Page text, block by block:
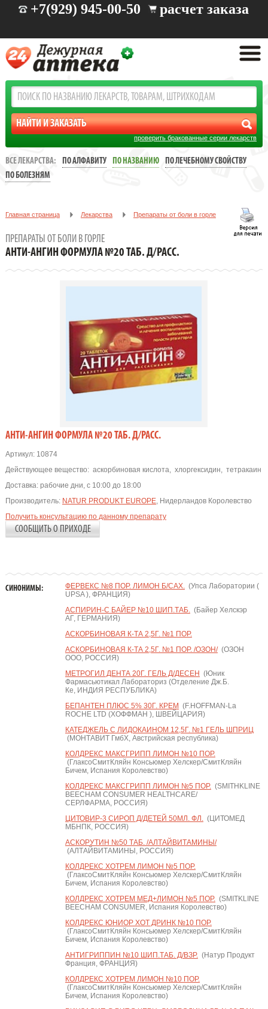
+7(929) 945-00-50 расчет заказа
проверить бракованные серии лекарств
ВСЕ ЛЕКАРСТВА: ПО АЛФАВИТУ ПО НАЗВАНИЮ
ПО ЛЕЧЕБНОМУ СВОЙСТВУ
ПО БОЛЕЗНЯМ
Главная страница Лекарства Препараты от боли в горле
ПРЕПАРАТЫ ОТ БОЛИ В ГОРЛЕ
АНТИ-АНГИН ФОРМУЛА №20 ТАБ. Д/РАСС.
АНТИ-АНГИН ФОРМУЛА №20 ТАБ. Д/РАСС.
Артикул:10874
Действующее вещество: аскорбиновая кислота, хлоргексидин, тетракаин
Доставка: рабочие дни, с 10:00 до 18:00
Производитель: NATUR PRODUKT EUROPE, Нидерландов Королевство
Получить консультацию по данному препарату
СООБЩИТЬ О ПРИХОДЕ
СИНОНИМЫ: ФЕРВЕКС №8 ПОР. ЛИМОН Б/САХ.(Упса Лаборатории (
UPSA ), ФРАНЦИЯ)
АСПИРИН-С БАЙЕР №10 ШИП.ТАБ.(Байер Хелскэр
АГ, ГЕРМАНИЯ)
АСКОРБИНОВАЯ К-ТА 2,5Г. №1 ПОР.
АСКОРБИНОВАЯ К-ТА 2,5Г. №1 ПОР. /ОЗОН/(ОЗОН
ООО, РОССИЯ)
МЕТРОГИЛ ДЕНТА 20Г. ГЕЛЬ Д/ДЕСЕН (Юник
Фармасьютикал Лабораториз (Отделение Дж.Б.
Ке, ИНДИЯ РЕСПУБЛИКА)
БЕПАНТЕН ПЛЮС 5% 30Г. КРЕМ (F.HOFFMAN-La
ROCHE LTD (ХОФФМАН ), ШВЕЙЦАРИЯ)
КАТЕДЖЕЛЬ С ЛИДОКАИНОМ 12,5Г. №1 ГЕЛЬ ШПРИЦ
(МОНТАВИТ ГмбХ, Австрийская республика)
КОЛДРЕКС МАКСГРИПП ЛИМОН №10 ПОР.
(ГлаксоСмитКляйн Консьюмер Хелскер/СмитКляйн
Бичем, Испания Королевство)
КОЛДРЕКС МАКСГРИПП ЛИМОН №5 ПОР.(SMITHKLINE
BEECHAM CONSUMER HEALTHCARE/
СЕРЛФАРМА, РОССИЯ)
ЦИТОВИР-3 СИРОП Д/ДЕТЕЙ 50МЛ. ФЛ.(ЦИТОМЕД
МБНПК, РОССИЯ)
АСКОРУТИН №50 ТАБ. /АЛТАЙВИТАМИНЫ/
(АЛТАЙВИТАМИНЫ, РОССИЯ)
КОЛДРЕКС ХОТРЕМ ЛИМОН №5 ПОР.
(ГлаксоСмитКляйн Консьюмер Хелскер/СмитКляйн
Бичем, Испания Королевство)
КОЛДРЕКС ХОТРЕМ МЕД+ЛИМОН №5 ПОР.(SMITKLINE
BEECHAM CONSUMER, Испания Королевство)
КОЛДРЕКС ЮНИОР ХОТ ДРИНК №10 ПОР.
(ГлаксоСмитКляйн Консьюмер Хелскер/СмитКляйн
Бичем, Испания Королевство)
АНТИГРИППИН №10 ШИП.ТАБ. Д/ВЗР.(Натур Продукт
Франция, ФРАНЦИЯ)
КОЛДРЕКС ХОТРЕМ ЛИМОН №10 ПОР.
(ГлаксоСмитКляйн Консьюмер Хелскер/СмитКляйн
Бичем, Испания Королевство)